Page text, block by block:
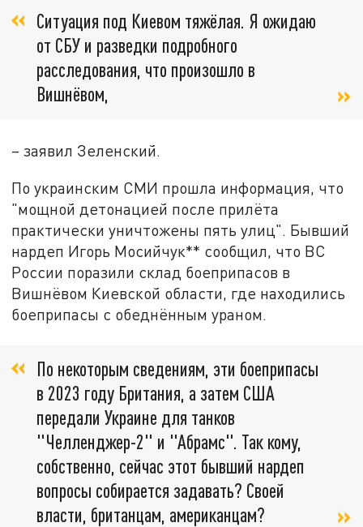
Ситуация под Киевом тяжёлая. Я ожидаю
от СБУ и разведки подробного
расследования, что произошло в
Вишнёвом,
– заявил Зеленский.
По украинским СМИ прошла информация, что
"мощной детонацией после прилёта
практически уничтожены пять улиц". Бывший
нардеп Игорь Мосийчук** сообщил, что ВС
России поразили склад боеприпасов в
Вишнёвом Киевской области, где находились
боеприпасы с обеднённым ураном.
По некоторым сведениям, эти боеприпасы
в 2023 году Британия, а затем США
передали Украине для танков
"Челленджер-2" и "Абрамс". Так кому,
собственно, сейчас этот бывший нардеп
вопросы собирается задавать? Своей
власти, британцам, американцам?